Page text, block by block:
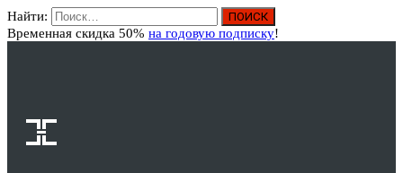
Найти:
Временная скидка 50% на годовую подписку!